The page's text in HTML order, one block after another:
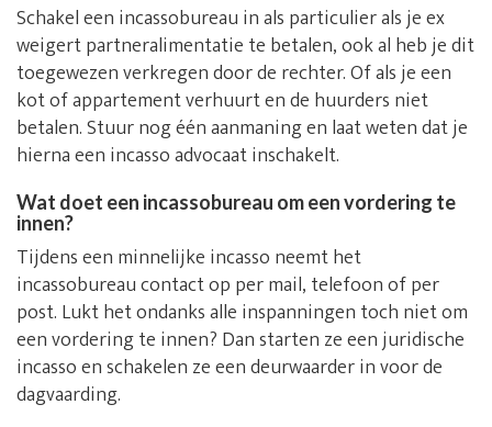
Schakel een incassobureau in als particulier als je ex
weigert partneralimentatie te betalen, ook al heb je dit
toegewezen verkregen door de rechter. Of als je een
kot of appartement verhuurt en de huurders niet
betalen. Stuur nog één aanmaning en laat weten dat je
hierna een incasso advocaat inschakelt.
Wat doet een incassobureau om een vordering te
innen?
Tijdens een minnelijke incasso neemt het
incassobureau contact op per mail, telefoon of per
post. Lukt het ondanks alle inspanningen toch niet om
een vordering te innen? Dan starten ze een juridische
incasso en schakelen ze een deurwaarder in voor de
dagvaarding.